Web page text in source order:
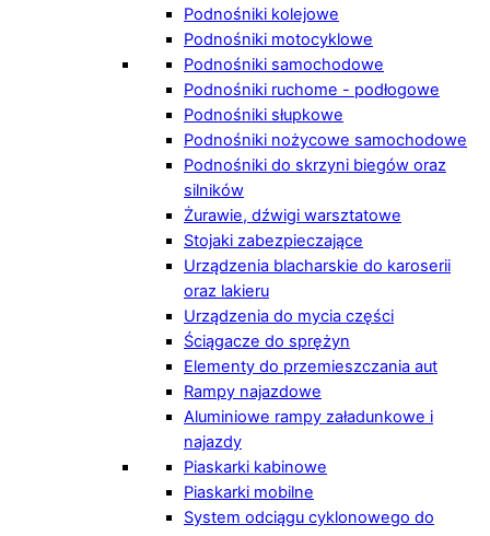
Podnośniki kolejowe
Podnośniki motocyklowe
Podnośniki samochodowe
Podnośniki ruchome - podłogowe
Podnośniki słupkowe
Podnośniki nożycowe samochodowe
Podnośniki do skrzyni biegów oraz
silników
Żurawie, dźwigi warsztatowe
Stojaki zabezpieczające
Urządzenia blacharskie do karoserii
oraz lakieru
Urządzenia do mycia części
Ściągacze do sprężyn
Elementy do przemieszczania aut
Rampy najazdowe
Aluminiowe rampy załadunkowe i
najazdy
Piaskarki kabinowe
Piaskarki mobilne
System odciągu cyklonowego do